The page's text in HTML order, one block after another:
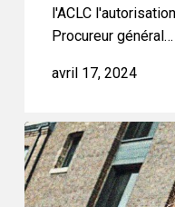
l'ACLC
Procureur général…
avril 17, 2024
La
Cour
d’appel
de